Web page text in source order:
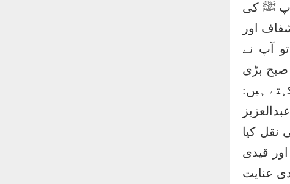
آپ ﷺ کی
اور
آپ نے
صبح بڑی
ہیں:
نقل کیا
قیدی
عنایت